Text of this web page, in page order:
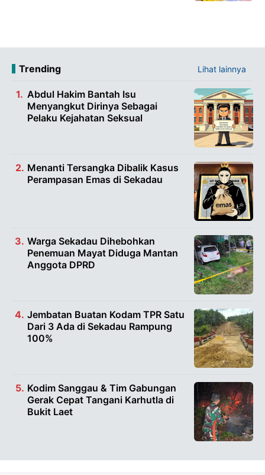
Trending Lihat lainnya
Abdul Hakim Bantah Isu
Menyangkut Dirinya Sebagai
Pelaku Kejahatan Seksual
Menanti Tersangka Dibalik Kasus
Perampasan Emas di Sekadau
Warga Sekadau Dihebohkan
Penemuan Mayat Diduga Mantan
Anggota DPRD
Jembatan Buatan Kodam TPR Satu
Dari 3 Ada di Sekadau Rampung
100%
Kodim Sanggau & Tim Gabungan
Gerak Cepat Tangani Karhutla di
Bukit Laet